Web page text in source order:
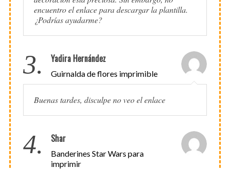
encuentro el enlace para descargar la plantilla.
¿Podrías ayudarme?
3. Yadira Hernández
Guirnalda de flores imprimible
Buenas tardes, disculpe no veo el enlace
4. Shar
Banderines Star Wars para
imprimir